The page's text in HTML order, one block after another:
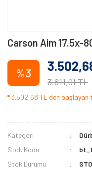
Carson Aim 17.5x-
%3
3.611,01 TL
* 3.502,68 TL den başlayan
Kategori
Stok Kodu
Stok Durumu